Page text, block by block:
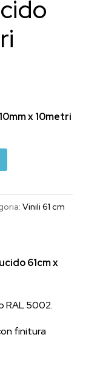
x 10metri
Vinili 61 cm
61cm x
RAL 5002.
finitura